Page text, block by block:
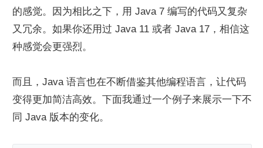
的感觉。因为相比之下，用 Java 7 编写的代码又复杂
又冗余。如果你还用过 Java 11 或者 Java 17，相信这
种感觉会更强烈。
而且，Java 语言也在不断借鉴其他编程语言，让代码
变得更加简洁高效。下面我通过一个例子来展示一下不
同 Java 版本的变化。